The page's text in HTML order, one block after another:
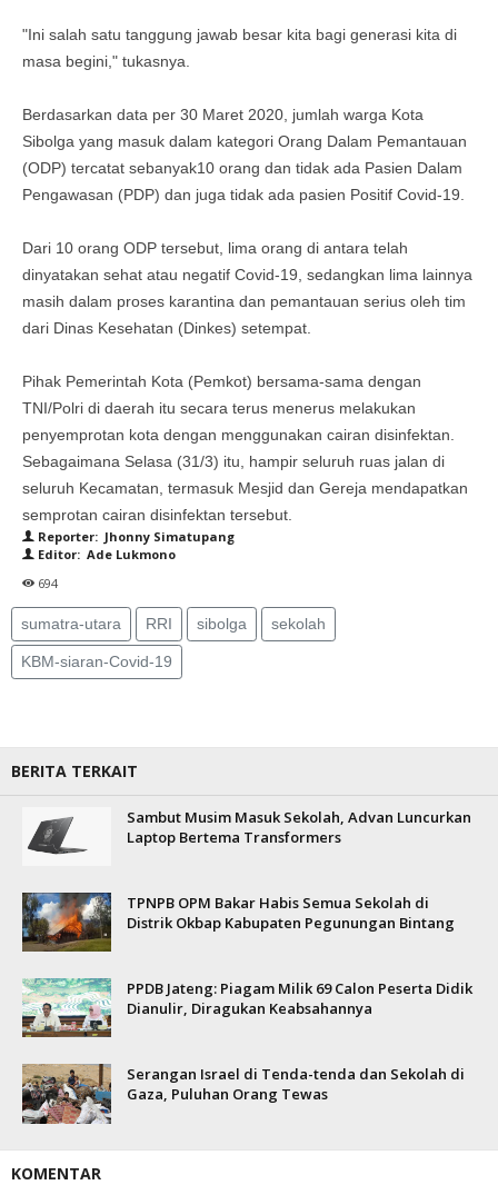
"Ini salah satu tanggung jawab besar kita bagi generasi kita di
masa begini," tukasnya.
Berdasarkan data per 30 Maret 2020, jumlah warga Kota
Sibolga yang masuk dalam kategori Orang Dalam Pemantauan
(ODP) tercatat sebanyak10 orang dan tidak ada Pasien Dalam
Pengawasan (PDP) dan juga tidak ada pasien Positif Covid-19.
Dari 10 orang ODP tersebut, lima orang di antara telah
dinyatakan sehat atau negatif Covid-19, sedangkan lima lainnya
masih dalam proses karantina dan pemantauan serius oleh tim
dari Dinas Kesehatan (Dinkes) setempat.
Pihak Pemerintah Kota (Pemkot) bersama-sama dengan
TNI/Polri di daerah itu secara terus menerus melakukan
penyemprotan kota dengan menggunakan cairan disinfektan.
Sebagaimana Selasa (31/3) itu, hampir seluruh ruas jalan di
seluruh Kecamatan, termasuk Mesjid dan Gereja mendapatkan
semprotan cairan disinfektan tersebut.
Reporter: Jhonny Simatupang
Editor: Ade Lukmono
694
sumatra-utara RRI sibolga sekolah
KBM-siaran-Covid-19
BERITA TERKAIT
Sambut Musim Masuk Sekolah, Advan Luncurkan
Laptop Bertema Transformers
TPNPB OPM Bakar Habis Semua Sekolah di
Distrik Okbap Kabupaten Pegunungan Bintang
PPDB Jateng: Piagam Milik 69 Calon Peserta Didik
Dianulir, Diragukan Keabsahannya
Serangan Israel di Tenda-tenda dan Sekolah di
Gaza, Puluhan Orang Tewas
KOMENTAR